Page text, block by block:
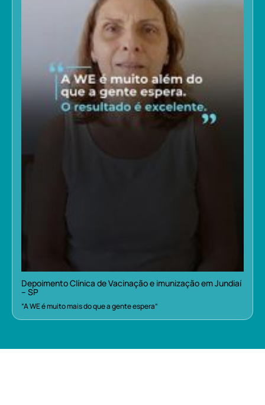
Depoimento Clínica de Vacinação e imunização em Jundiaí
– SP
“A WE é muito mais do que a gente espera”